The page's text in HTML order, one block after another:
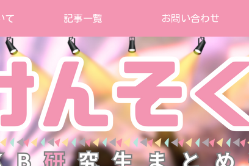
て 記事一覧 お問い合わせ